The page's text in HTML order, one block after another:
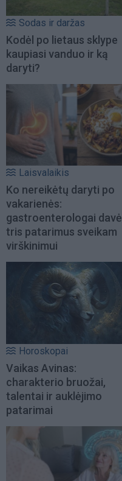
Sodas ir daržas
Kodėl po lietaus sklype
kaupiasi vanduo ir ką
daryti?
Laisvalaikis
Ko nereikėtų daryti po
vakarienės:
gastroenterologai davė
tris patarimus sveikam
virškinimui
Horoskopai
Vaikas Avinas:
charakterio bruožai,
talentai ir auklėjimo
patarimai